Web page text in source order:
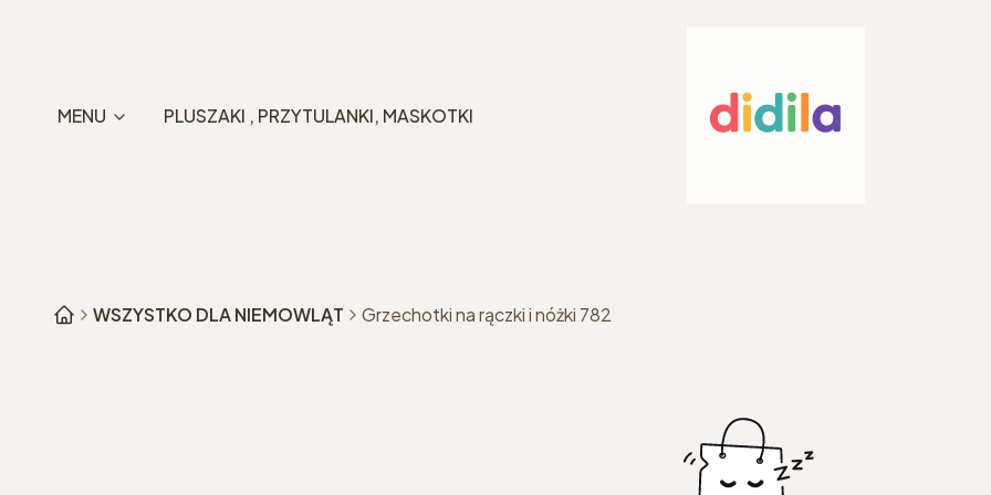
MENU PLUSZAKI , PRZYTULANKI, MASKOTKI ZABAWKI DLA DZIECI STARSZYCH ZABAWKI
WSZYSTKO DLA NIEMOWLĄT Grzechotki na rączki i nóżki 782